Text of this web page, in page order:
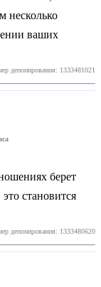
несколько
ваших
депонирования: 1333481021
берет
становится
депонирования: 1333480620